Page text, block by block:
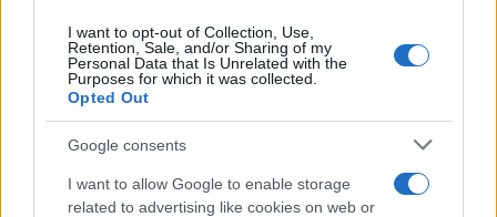
I want to opt-out of Collection, Use,
Retention, Sale, and/or Sharing of my
Personal Data that Is Unrelated with the
Purposes for which it was collected.
Opted Out
Google consents
I want to allow Google to enable storage
related to advertising like cookies on web or
Όροι Χρήσης. Το site προστατεύεται από reCAPTCHA, ισχύουν
Πολιτική Απορρήτου&Όροι Χρήσηςτης Google.
ΙΤΑΛΙΑ
ΣΕΞΟΥΑΛΙΚΗ ΔΙΑΠΑΙΔΑΓΩΓΗΣΗ
Share: